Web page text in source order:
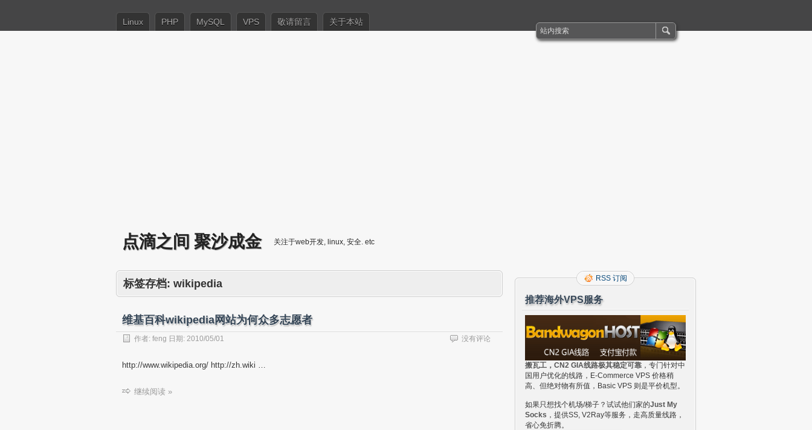
Linux PHP MySQL VPS 敬请留言 关于本站
点滴之间 聚沙成金 关注于web开发, linux, 安全. etc
标签存档: wikipedia
维基百科wikipedia网站为何众多志愿者
作者: feng 日期: 2010/05/01 没有评论
http://www.wikipedia.org/ http://zh.wiki …
继续阅读 »
RSS 订阅
推荐海外VPS服务
搬瓦工，CN2 GIA线路极其稳定可靠 ，专门针对中
国用户优化的线路，E-Commerce VPS 价格稍
高、但绝对物有所值，Basic VPS 则是平价机型。
如果只想找个机场/梯子？试试他们家的Just My
Socks ，提供SS, V2Ray等服务，走高质量线路，
省心免折腾。